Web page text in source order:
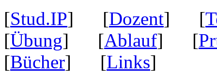
[Stud.IP] [Dozent] [
[Übung] [Ablauf] [
[Bücher] [Links]